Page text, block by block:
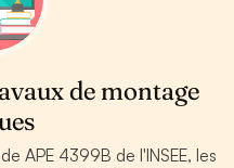
de montage
APE 4399B de l'INSEE, les